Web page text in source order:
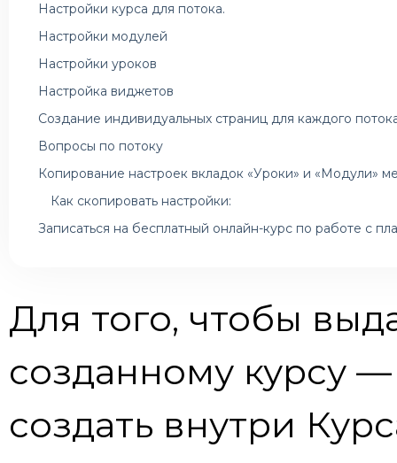
Настройки курса для потока.
Настройки модулей
Настройки уроков
Настройка виджетов
Создание индивидуальных страниц для каждого
Вопросы по потоку
Копирование настроек вкладок «Уроки» и «Модули»
Как скопировать настройки:
Записаться на бесплатный онлайн-курс по работе с
Для того, чтобы
созданному курсу
создать внутри